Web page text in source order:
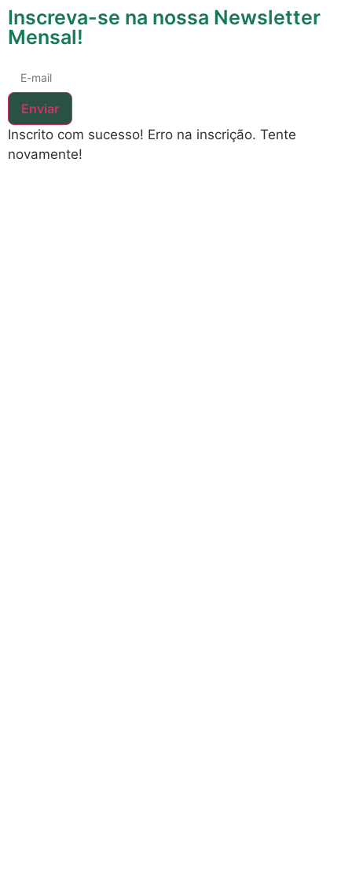
Inscreva-se na nossa Newsletter
Mensal!
Enviar
Inscrito com sucesso! Erro na inscrição. Tente
novamente!